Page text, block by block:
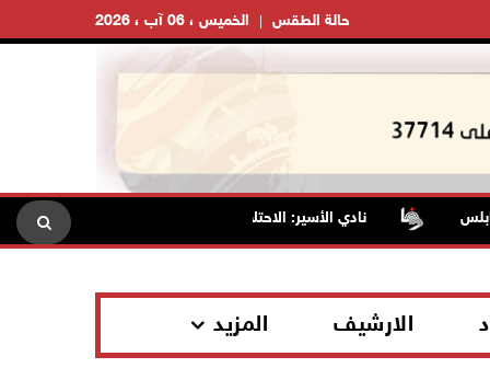
الخميس ، 06 آب ، 2026 حالة الطقس
نادي الأسير: الاحتلال يعتقل ويحقق ميدانياً مع أكثر من (60) مواطناً من مخيم قلنديا
الارشيف المزيد